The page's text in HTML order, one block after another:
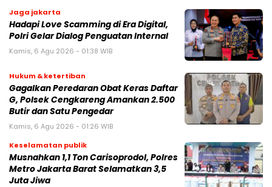
Jaga jakarta
Hadapi Love Scamming di Era Digital,
Polri Gelar Dialog Penguatan Internal
Kamis, 6 Agu 2026 - 01:38 WIB
Hukum & ketertiban
Gagalkan Peredaran Obat Keras Daftar
G, Polsek Cengkareng Amankan 2.500
Butir dan Satu Pengedar
Kamis, 6 Agu 2026 - 01:26 WIB
Keselamatan publik
Musnahkan 1,1 Ton Carisoprodol, Polres
Metro Jakarta Barat Selamatkan 3,5
Juta Jiwa